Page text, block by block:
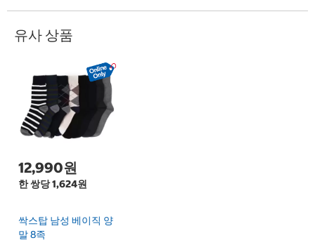
유사 상품
12,990원
한 쌍당 1,624원
싹스탑 남성 베이직 양
말 8족